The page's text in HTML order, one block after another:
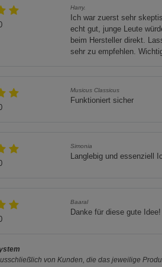
Harry.
Ich war zuerst sehr
echt gut, junge Leute
beim Hersteller direkt.
sehr zu empfehlen.
Musicus Classicus
Funktioniert sicher
Simonia
Langlebig und essenziell
Baaral
Danke für diese gute Idee!
von Kunden, die das jeweilige